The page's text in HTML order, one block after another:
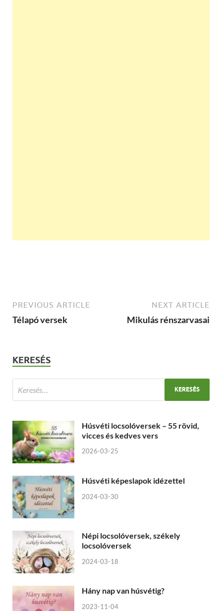
PREVIOUS ARTICLE
Télapó versek
NEXT ARTICLE
Mikulás rénszarvasai
KERESÉS
Húsvéti locsolóversek – 55 rövid,
vicces és kedves vers
2026-03-25
Húsvéti képeslapok idézettel
2024-03-30
Népi locsolóversek, székely
locsolóversek
2024-03-18
Hány nap van húsvétig?
2023-11-04